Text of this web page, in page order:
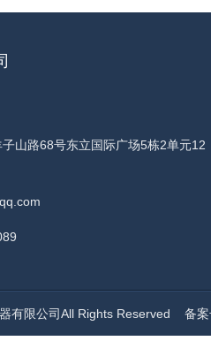
山路68号东立国际广场5栋2单元12
有限公司All Rights Reserved 备